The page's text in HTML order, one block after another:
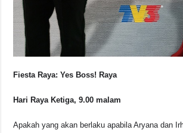
Fiesta Raya: Yes Boss! Raya
Hari Raya Ketiga, 9.00 malam
Apakah yang akan berlaku apabila Aryana dan